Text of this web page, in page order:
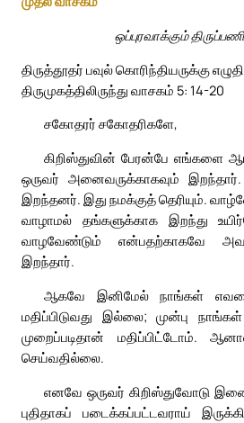
ஒப்புரவாக்கும்
திருத்தூதர் பவுல் கொரிந்தியருக்கு
திருமுகத்திலிருந்து வாசகம் 5: 14-20
சகோதரர் சகோதரிகளே,
கிறிஸ்துவின் பேரன்பே எங்களை
ஒருவர் அனைவருக்காகவும்
இறந்தனர். இது நமக்குத் தெரியும்.
வாழாமல் தங்களுக்காக இறந்து
வாழவேண்டும் என்பதற்காகவே
இறந்தார்.
ஆகவே இனிமேல் நாங்கள்
மதிப்பிடுவது இல்லை; முன்பு
முறைப்படிதான் மதிப்பிட்டோம்.
செய்வதில்லை.
எனவே ஒருவர் கிறிஸ்துவோடு
புதிதாகப் படைக்கப்பட்டவராய்